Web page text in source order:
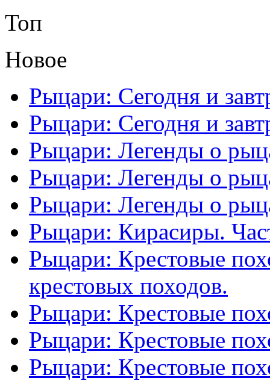
Топ
Новое
Рыцари: Сегодня и
Рыцари: Сегодня и
Рыцари: Легенды о
Рыцари: Легенды о
Рыцари: Легенды о
Рыцари: Кирасиры.
Рыцари: Крестовые
крестовых походов.
Рыцари: Крестовые
Рыцари: Крестовые
Рыцари: Крестовые